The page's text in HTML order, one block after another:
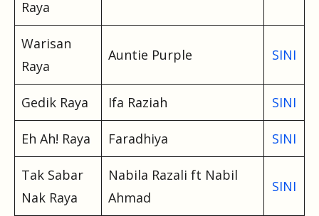
Raya
Warisan
Raya
Auntie Purple SINI
Gedik Raya Ifa Raziah SINI
Eh Ah! Raya Faradhiya SINI
Tak Sabar
Nak Raya
Nabila Razali ft Nabil
Ahmad
SINI